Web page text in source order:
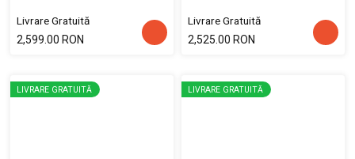
Livrare Gratuită
2,599.00 RON
Livrare Gratuită
2,525.00 RON
LIVRARE GRATUITĂ LIVRARE GRATUITĂ